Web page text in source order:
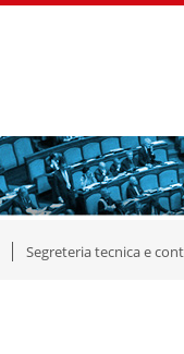
Segreteria tecnica e